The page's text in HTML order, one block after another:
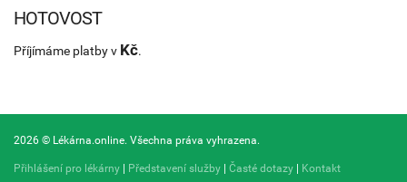
HOTOVOST
Příjímáme platby v Kč.
2026 © Lékárna.online. Všechna práva vyhrazena.
Přihlášení pro lékárny | Představení služby | Časté dotazy | Kontakt